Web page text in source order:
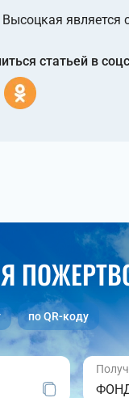
Высоцкая
статьей в
по QR-коду